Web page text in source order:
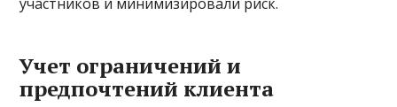
Учет ограничений и
предпочтений клиента